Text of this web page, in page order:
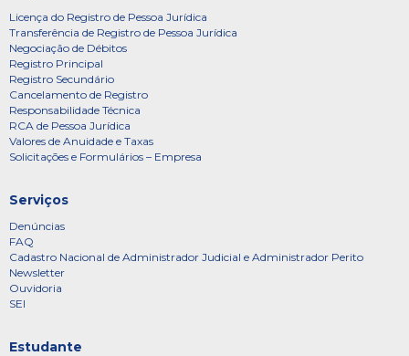
Licença do Registro de Pessoa Jurídica
Transferência de Registro de Pessoa Jurídica
Negociação de Débitos
Registro Principal
Registro Secundário
Cancelamento de Registro
Responsabilidade Técnica
RCA de Pessoa Jurídica
Valores de Anuidade e Taxas
Solicitações e Formulários – Empresa
Serviços
Denúncias
FAQ
Cadastro Nacional de Administrador Judicial e Administrador Perito
Newsletter
Ouvidoria
SEI
Estudante